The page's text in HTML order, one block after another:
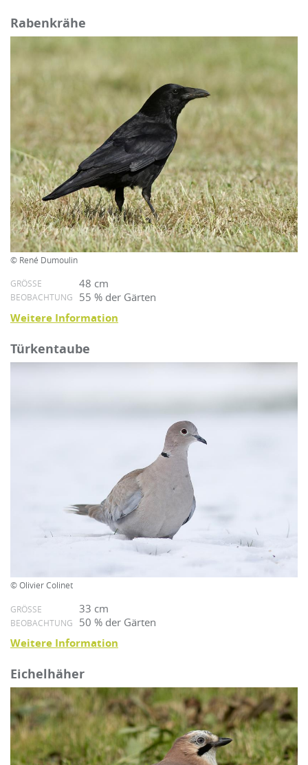
Rabenkrähe
© René Dumoulin
GRÖSSE 48 cm
BEOBACHTUNG 55 % der Gärten
Weitere Information
Türkentaube
© Olivier Colinet
GRÖSSE 33 cm
BEOBACHTUNG 50 % der Gärten
Weitere Information
Eichelhäher